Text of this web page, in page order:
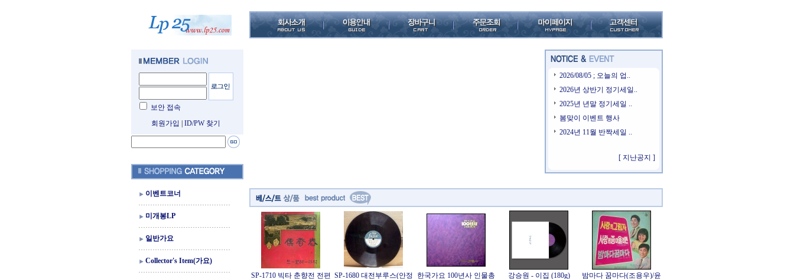
보안 접속
회원가입
ID/PW 찾기
이벤트코너
미개봉LP
일반가요
Collector's Item(가요)
2026/08/05 ; 오늘의 업..
2026년 상반기 정기세일..
2025년 년말 정기세일 ..
봄맞이 이벤트 행사
2024년 11월 반짝세일 ..
[ 지난공지 ]
SP-1710 빅타 춘향전 전편 SP-1680 대전부루스(안정
한국가요 100년사 인물총
강승원 - 이집 (180g)
밤마다 꿈마다(조용우)/윤